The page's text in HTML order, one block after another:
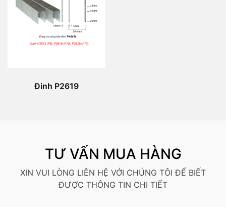
Đinh P2619
TƯ VẤN MUA HÀNG
XIN VUI LÒNG LIÊN HỆ VỚI CHÚNG TÔI ĐỂ BIẾT
ĐƯỢC THÔNG TIN CHI TIẾT